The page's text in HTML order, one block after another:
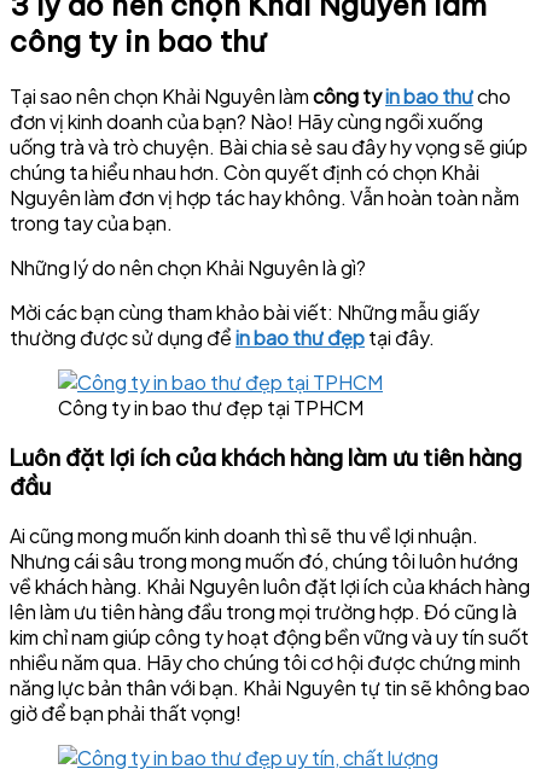
công ty in bao thư
Tại sao nên chọn Khải Nguyên làmcông tyin bao thưcho
đơn vị kinh doanh của bạn? Nào! Hãy cùng ngồi xuống
uống trà và trò chuyện. Bài chia sẻ sau đây hy vọng sẽ giúp
chúng ta hiểu nhau hơn. Còn quyết định có chọn Khải
Nguyên làm đơn vị hợp tác hay không. Vẫn hoàn toàn nằm
trong tay của bạn.
Những lý do nên chọn Khải Nguyên là gì?
Mời các bạn cùng tham khảo bài viết: Những mẫu giấy
thường được sử dụng đểin bao thư đẹptại đây.
Công ty in bao thư đẹp tại TPHCM
Luôn đặt lợi ích của khách hàng làm ưu tiên hàng
đầu
Ai cũng mong muốn kinh doanh thì sẽ thu về lợi nhuận.
Nhưng cái sâu trong mong muốn đó, chúng tôi luôn hướng
về khách hàng. Khải Nguyên luôn đặt lợi ích của khách hàng
lên làm ưu tiên hàng đầu trong mọi trường hợp. Đó cũng là
kim chỉ nam giúp công ty hoạt động bền vững và uy tín suốt
nhiều năm qua. Hãy cho chúng tôi cơ hội được chứng minh
năng lực bản thân với bạn. Khải Nguyên tự tin sẽ không bao
giờ để bạn phải thất vọng!